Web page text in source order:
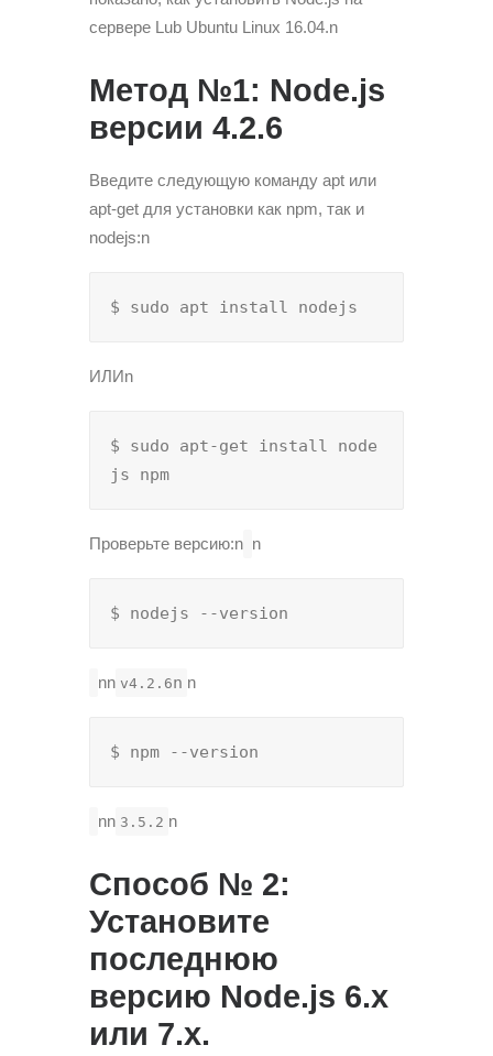
сервере Lub Ubuntu Linux 16.04.n
Метод №1: Node.js
версии 4.2.6
Введите следующую команду apt или
apt-get для установки как npm, так и
nodejs:n
$ sudo apt install nodejs
ИЛИn
$ sudo apt-get install node
js npm
Проверьте версию:n n
$ nodejs --version
nn v4.2.6n n
$ npm --version
nn 3.5.2 n
Способ № 2:
Установите
последнюю
версию Node.js 6.x
или 7.x.